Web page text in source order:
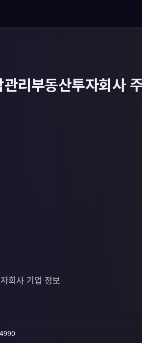
리부동산투자회사
회사 기업 정보